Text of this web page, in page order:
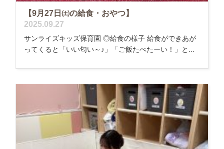
【9月27日㈯の給食・おやつ】
2025.09.27
サンライズキッズ保育園 ◎給食の様子 給食ができあが
ってくると「いい匂い～♪」「ご飯たべたーい！」と...